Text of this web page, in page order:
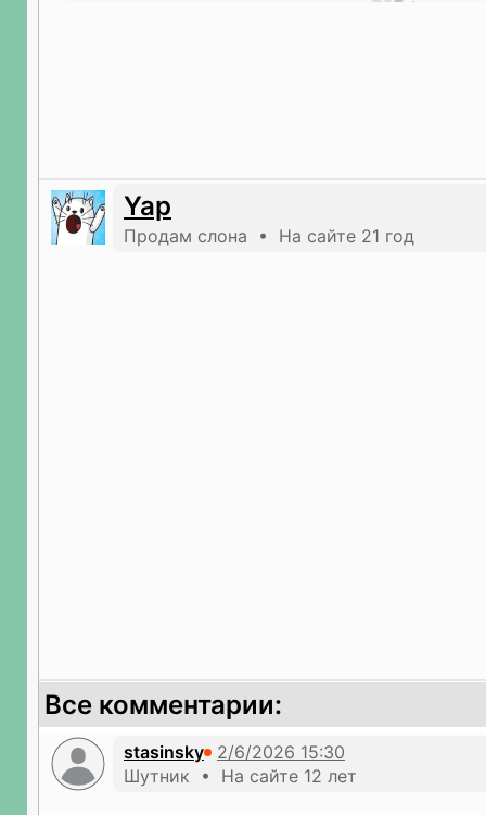
Yap
Продам слона • На сайте 21 год
Все комментарии:
stasinsky
Шутник • На сайте 12 лет